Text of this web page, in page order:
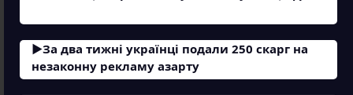
За два тижні українці подали 250 скарг на
незаконну рекламу азарту